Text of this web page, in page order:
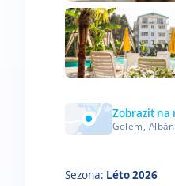
Zobrazit na
Golem,
Sezona: Léto 2026